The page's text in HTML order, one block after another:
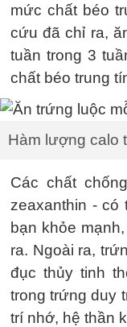
mức chất béo
cứu đã chỉ ra,
tuần trong 3
chất béo trung
Hàm lượng calo
Các chất
zeaxanthin - có
bạn khỏe
ra. Ngoài ra,
đục thủy tinh
trong trứng duy
trí nhớ, hệ thần